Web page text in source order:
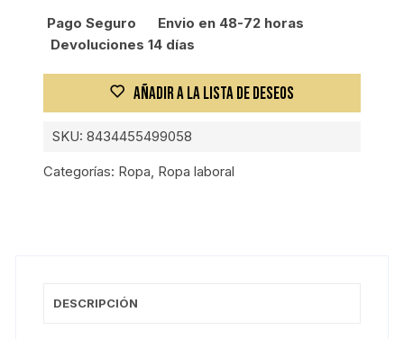
L
cantidad
Pago Seguro
Envio en 48-72 horas
Devoluciones 14 días
AÑADIR A LA LISTA DE DESEOS
SKU:8434455499058
Categorías: Ropa, Ropa laboral
DESCRIPCIÓN